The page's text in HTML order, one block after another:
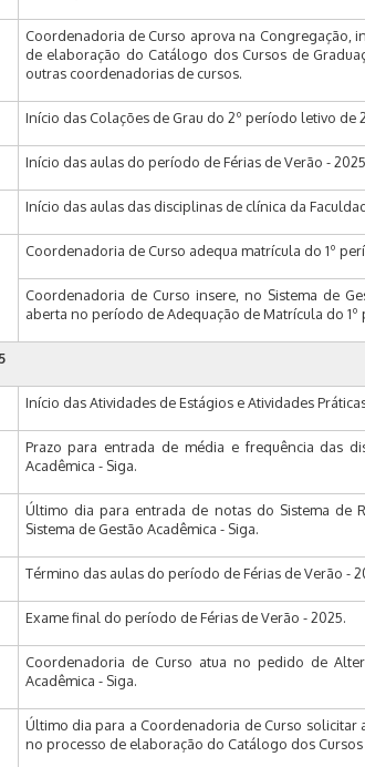
Coordenadoria de Curso aprova na Congregação,
de elaboração do Catálogo dos Cursos de
outras coordenadorias de cursos.
Início das Colações de Grau do 2º período letivo de
Início das aulas do período de Férias de Verão -
Início das aulas das disciplinas de clínica da
Coordenadoria de Curso adequa matrícula do 1º
Coordenadoria de Curso insere, no Sistema de
aberta no período de Adequação de Matrícula do
Início das Atividades de Estágios e Atividades
Prazo para entrada de média e frequência das
Acadêmica - Siga.
Último dia para entrada de notas do Sistema de
Sistema de Gestão Acadêmica - Siga.
Término das aulas do período de Férias de Verão -
Exame final do período de Férias de Verão - 2025.
Coordenadoria de Curso atua no pedido de
Acadêmica - Siga.
Último dia para a Coordenadoria de Curso
no processo de elaboração do Catálogo dos Cursos